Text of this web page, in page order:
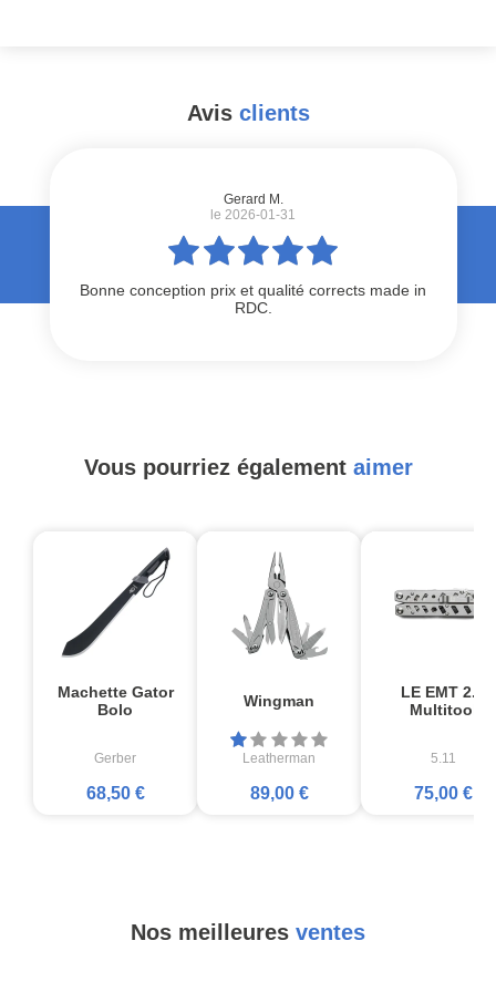
Avis clients
Gerard M.
le 2026-01-31
Bonne conception prix et qualité corrects made in
RDC.
Vous pourriez également aimer
Machette Gator
Bolo
Gerber
68,50 €
Wingman
Leatherman
89,00 €
LE EMT 2.0
Multitool
5.11
75,00 €
Nos meilleures ventes